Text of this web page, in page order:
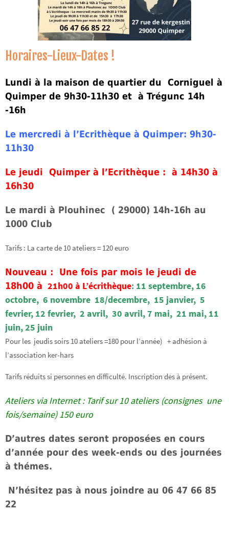
Horaires-Lieux-Dates !
Lundi à la maison de quartier du Corniguel à
Quimper de 9h30-11h30 et à Trégunc 14h
-16h
Le mercredi à l’Ecrithèque à Quimper: 9h30-
11h30
Le jeudi Quimper à l’Ecrithèque : à 14h30 à
16h30
Le mardi à Plouhinec ( 29000) 14h-16h au
1000 Club
Tarifs : La carte de 10 ateliers = 120 euro
Nouveau : Une fois par mois le jeudi de
18h00 à 21h00 à L’écrithèque: 11 septembre, 16
octobre, 6 novembre 18/decembre, 15 janvier, 5
fevrier, 12 fevrier, 2 avril, 30 avril, 7 mai, 21 mai, 11
juin, 25 juin
Pour les jeudis soirs 10 ateliers =180 pour l’année) + adhésion à
l’association ker-hars
Tarifs réduits si personnes en difficulté. Inscription des à présent.
Ateliers via Internet : Tarif sur 10 ateliers (consignes une
fois/semaine) 150 euro
D’autres dates seront proposées en cours
d’année pour des week-ends ou des journées
à thémes.
N’hésitez pas à nous joindre au 06 47 66 85
22